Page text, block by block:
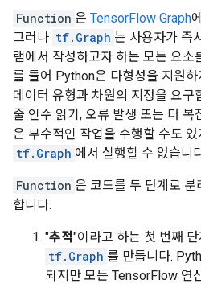
Function 은 TensorFlow Graph
그러나 tf.Graph 는 사용자가 즉
램에서 작성하고자 하는 모든 요소
를 들어 Python은 다형성을 지원하
데이터 유형과 차원의 지정을 요구
줄 인수 읽기, 오류 발생 또는 더
은 부수적인 작업을 수행할 수도
tf.Graph 에서 실행할 수 없습니
Function 은 코드를 두 단계로
합니다.
"추적"이라고 하는 첫 번째 단
tf.Graph 를 만듭니다.
되지만 모든 TensorFlow 연